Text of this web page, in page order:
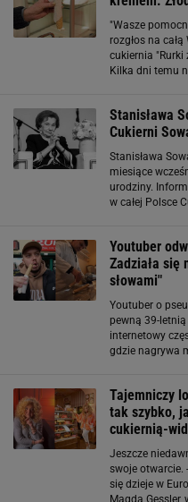
"Wasze
rozgłos na
cukiernia "Rurki
Kilka dni temu
Stanisława
Cukierni
Stanisława
miesiące
urodziny.
w całej Polsce
Youtuber
Zadziała się
słowami"
Youtuber o
pewną 39-
internetowy
gdzie nagrywa
Tajemniczy
tak szybko,
cukiernią-
Jeszcze
swoje otwarcie.
się dzieje w
Magda Gessler,